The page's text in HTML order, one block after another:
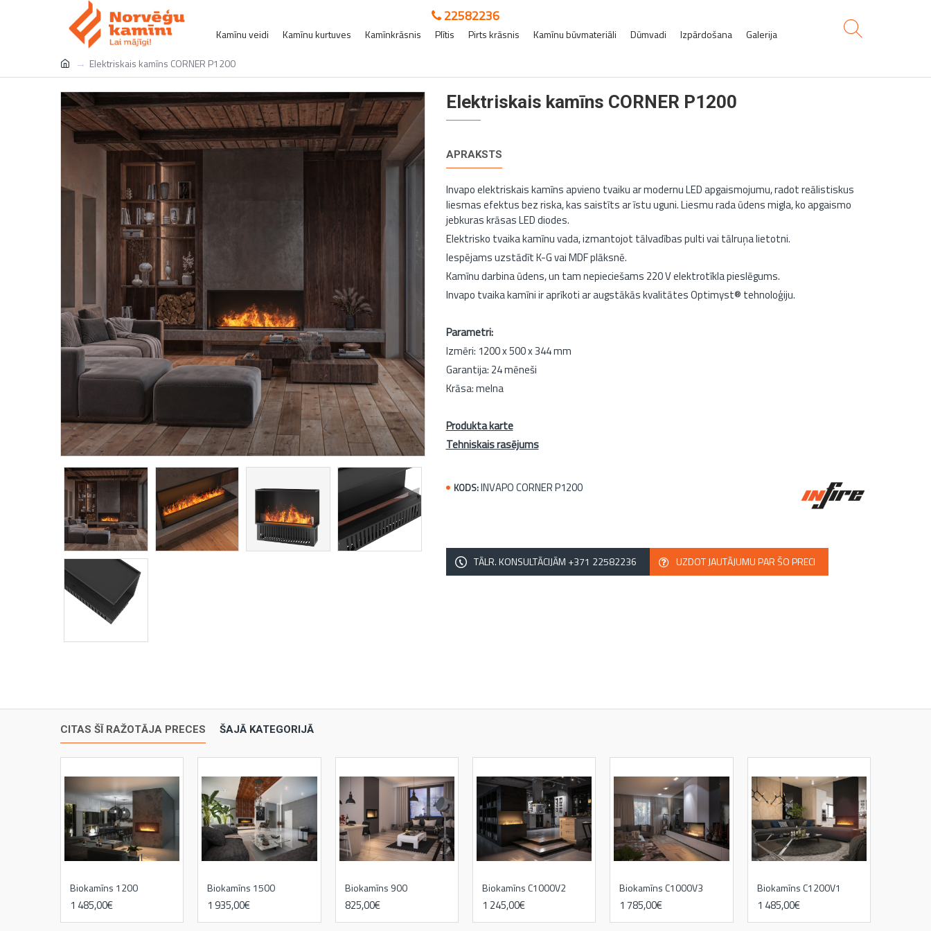
22582236
Kamīnu veidi Kamīnu kurtuves Kamīnkrāsnis Plītis Pirts krāsnis Kamīnu būvmateriāli Dūmvadi Izpārdošana
Galerija
Elektriskais kamīns CORNER P1200
Elektriskais kamīns CORNER P1200
APRAKSTS
Invapo elektriskais kamīns apvieno tvaiku ar modernu LED apgaismojumu, radot reālistiskus
liesmas efektus bez riska, kas saistīts ar īstu uguni. Liesmu rada ūdens migla, ko apgaismo
jebkuras krāsas LED diodes.
Elektrisko tvaika kamīnu vada, izmantojot tālvadības pulti vai tālruņa lietotni.
Iespējams uzstādīt K-G vai MDF plāksnē.
Kamīnu darbina ūdens, un tam nepieciešams 220 V elektrotīkla pieslēgums.
Invapo tvaika kamīni ir aprīkoti ar augstākās kvalitātes Optimyst® tehnoloģiju.
Parametri:
Izmēri: 1200 x 500 x 344 mm
Garantija: 24 mēneši
Krāsa: melna
Produkta karte
Tehniskais rasējums
KODS:INVAPO CORNER P1200
TĀLR. KONSULTĀCIJĀM +371 22582236 UZDOT JAUTĀJUMU PAR ŠO PRECI
CITAS ŠĪ RAŽOTĀJA PRECES ŠAJĀ KATEGORIJĀ
Biokamīns 1200
1 485,00€
Biokamīns 1500
1 935,00€
Biokamīns 900
825,00€
Biokamīns C1000V2
1 245,00€
Biokamīns C1000V3
1 785,00€
Biokamīns C1200V1
1 485,00€